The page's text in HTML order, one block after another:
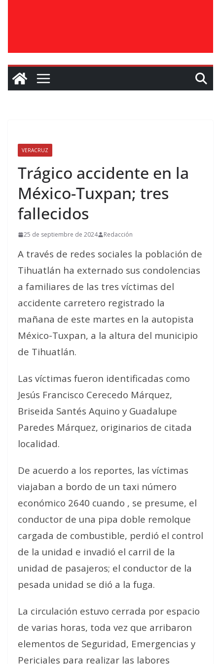
VERACRUZ
Trágico accidente en la
México-Tuxpan; tres
fallecidos
25 de septiembre de 2024 Redacción
A través de redes sociales la población de
Tihuatlán ha externado sus condolencias
a familiares de las tres víctimas del
accidente carretero registrado la
mañana de este martes en la autopista
México-Tuxpan, a la altura del municipio
de Tihuatlán.
Las víctimas fueron identificadas como
Jesús Francisco Cerecedo Márquez,
Briseida Santés Aquino y Guadalupe
Paredes Márquez, originarios de citada
localidad.
De acuerdo a los reportes, las víctimas
viajaban a bordo de un taxi número
económico 2640 cuando , se presume, el
conductor de una pipa doble remolque
cargada de combustible, perdió el control
de la unidad e invadió el carril de la
unidad de pasajeros; el conductor de la
pesada unidad se dió a la fuga.
La circulación estuvo cerrada por espacio
de varias horas, toda vez que arribaron
elementos de Seguridad, Emergencias y
Periciales para realizar las labores